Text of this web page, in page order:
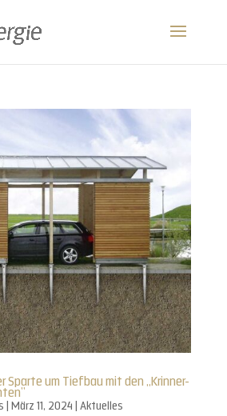
Sparte um Tiefbau mit den „Krinner-
März 11, 2024 Aktuelles